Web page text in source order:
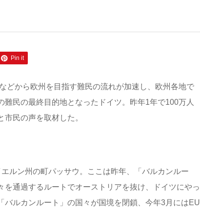
Pin it
どから欧州を目指す難民の流れが加速し、欧州各地で
民の最終目的地となったドイツ。昨年1年で100万人
民の声を取材した。
ルン州の町パッサウ。ここは昨年、「バルカンルー
通過するルートでオーストリアを抜け、ドイツにやっ
ルカンルート」の国々が国境を閉鎖、今年3月にはEU